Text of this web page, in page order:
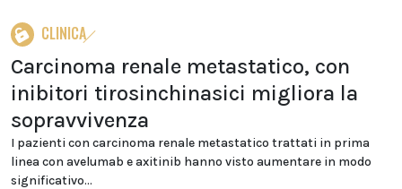
CLINICA
Carcinoma renale metastatico, con
inibitori tirosinchinasici migliora la
sopravvivenza
I pazienti con carcinoma renale metastatico trattati in prima
linea con avelumab e axitinib hanno visto aumentare in modo
significativo...